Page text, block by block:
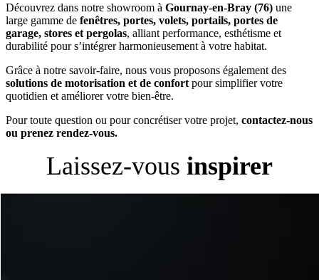
Découvrez dans notre showroom à Gournay-en-Bray (76) une
large gamme de fenêtres, portes, volets, portails, portes de
garage, stores et pergolas, alliant performance, esthétisme et
durabilité pour s’intégrer harmonieusement à votre habitat.
Grâce à notre savoir-faire, nous vous proposons également des
solutions de motorisation et de confort pour simplifier votre
quotidien et améliorer votre bien-être.
Pour toute question ou pour concrétiser votre projet, contactez-nous
ou prenez rendez-vous.
Laissez-vous inspirer